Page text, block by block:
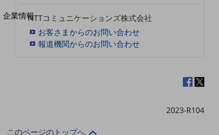
別ウィンドウで開きます
企業情報
企業情報TOP
会社案内TOP
NTTコミュニケーションズ株式会社
お客さまからのお問い合わせ
報道機関からのお問い合わせ
2023-R104
このページのトップへ